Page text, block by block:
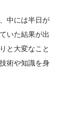
中には半日が
いた結果が出
と大変なこと
術や知識を身